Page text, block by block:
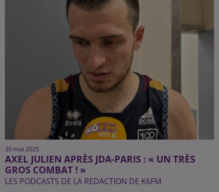
30 mai 2025
AXEL JULIEN APRÈS JDA-PARIS : « UN TRÈS
GROS COMBAT ! »
LES PODCASTS DE LA REDACTION DE K6FM